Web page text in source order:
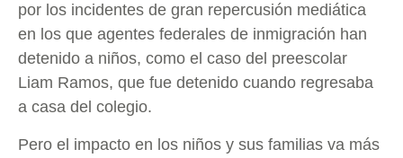
por los incidentes de gran repercusión mediática
en los que agentes federales de inmigración han
detenido a niños, como el caso del preescolar
Liam Ramos, que fue detenido cuando regresaba
a casa del colegio.
Pero el impacto en los niños y sus familias va más